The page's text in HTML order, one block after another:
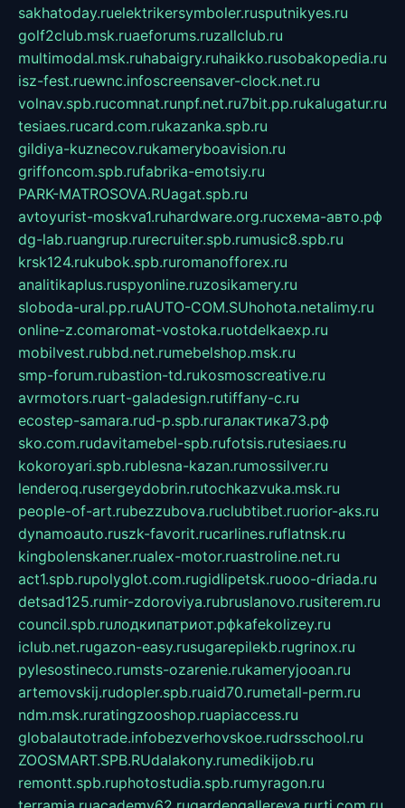
sakhatoday.ruelektrikersymboler.rusputnikyes.ru
golf2club.msk.ruaeforums.ruzallclub.ru
multimodal.msk.ruhabaigry.ruhaikko.rusobakopedia.ru
isz-fest.ruewnc.infoscreensaver-clock.net.ru
volnav.spb.rucomnat.runpf.net.ru7bit.pp.rukalugatur.ru
tesiaes.rucard.com.rukazanka.spb.ru
gildiya-kuznecov.rukameryboavision.ru
griffoncom.spb.rufabrika-emotsiy.ru
PARK-MATROSOVA.RUagat.spb.ru
avtoyurist-moskva1.ruhardware.org.ruсхема-авто.рф
dg-lab.ruangrup.rurecruiter.spb.rumusic8.spb.ru
krsk124.rukubok.spb.ruromanofforex.ru
analitikaplus.ruspyonline.ruzosikamery.ru
sloboda-ural.pp.ruAUTO-COM.SUhohota.netalimy.ru
online-z.comaromat-vostoka.ruotdelkaexp.ru
mobilvest.rubbd.net.rumebelshop.msk.ru
smp-forum.rubastion-td.rukosmoscreative.ru
avrmotors.ruart-galadesign.rutiffany-c.ru
ecostep-samara.rud-p.spb.ruгалактика73.рф
sko.com.rudavitamebel-spb.rufotsis.rutesiaes.ru
kokoroyari.spb.rublesna-kazan.rumossilver.ru
lenderoq.rusergeydobrin.rutochkazvuka.msk.ru
people-of-art.rubezzubova.ruclubtibet.ruorior-aks.ru
dynamoauto.ruszk-favorit.rucarlines.ruflatnsk.ru
kingbolenskaner.rualex-motor.ruastroline.net.ru
act1.spb.rupolyglot.com.rugidlipetsk.ruooo-driada.ru
detsad125.rumir-zdoroviya.rubruslanovo.rusiterem.ru
council.spb.ruлодкипатриот.рфkafekolizey.ru
iclub.net.rugazon-easy.rusugarepilekb.rugrinox.ru
pylesostineco.rumsts-ozarenie.rukameryjooan.ru
artemovskij.rudopler.spb.ruaid70.rumetall-perm.ru
ndm.msk.ruratingzooshop.ruapiaccess.ru
globalautotrade.infobezverhovskoe.rudrsschool.ru
ZOOSMART.SPB.RUdalakony.rumedikijob.ru
remontt.spb.ruphotostudia.spb.rumyragon.ru